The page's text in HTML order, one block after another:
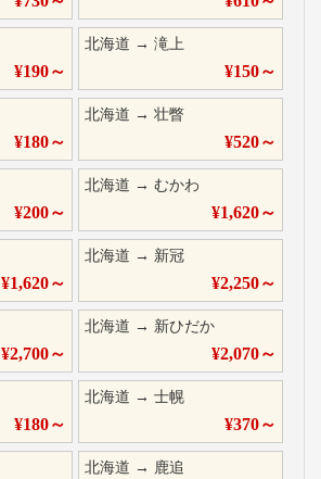
¥190～
北海道 →滝上
¥150～
¥180～
北海道 →壮瞥
¥520～
¥200～
北海道 →むかわ
¥1,620～
¥1,620～
北海道 → 新冠
¥2,250～
¥2,700～
北海道 → 新ひだか
¥2,070～
¥180～
北海道 →士幌
¥370～
北海道 → 鹿追